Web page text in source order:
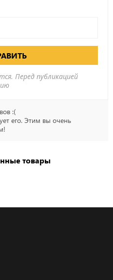
Перед публикацией
:(
его. Этим вы очень
товары